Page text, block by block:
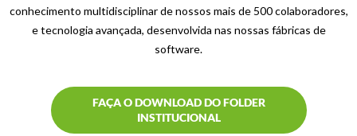
conhecimento multidisciplinar de nossos mais de 500 colaboradores,
e tecnologia avançada, desenvolvida nas nossas fábricas de
software.
FAÇA O DOWNLOAD DO FOLDER
INSTITUCIONAL